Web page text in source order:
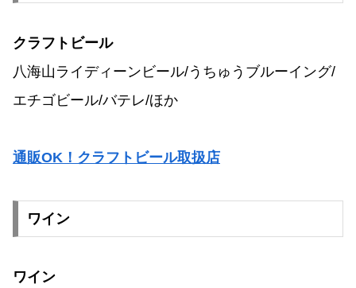
クラフトビール
八海山ライディーンビール/うちゅうブルーイング/
エチゴビール/バテレ/ほか
通販OK！クラフトビール取扱店
ワイン
ワイン